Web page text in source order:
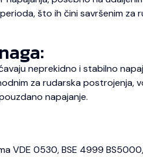
što ih čini savršenim
neprekidno i stabilno
za rudarska postrojenja,
napajanje.
0530, BSE 4999 BS5000,